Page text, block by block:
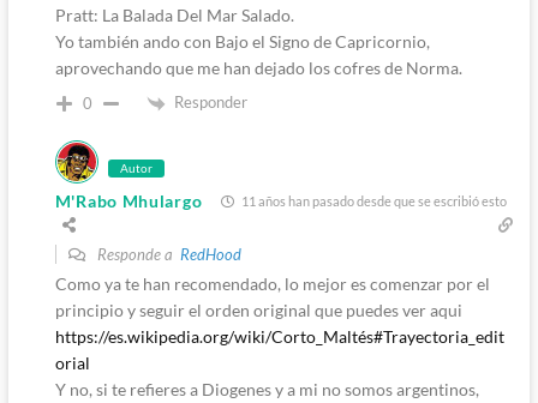
Pratt: La Balada Del Mar Salado.
Yo también ando con Bajo el Signo de Capricornio,
aprovechando que me han dejado los cofres de Norma.
0 Responder
Autor
M'Rabo Mhulargo 11 años han pasado desde que se escribió esto
Responde a RedHood
Como ya te han recomendado, lo mejor es comenzar por el
principio y seguir el orden original que puedes ver aqui
https://es.wikipedia.org/wiki/Corto_Maltés#Trayectoria_edit
orial
Y no, si te refieres a Diogenes y a mi no somos argentinos,